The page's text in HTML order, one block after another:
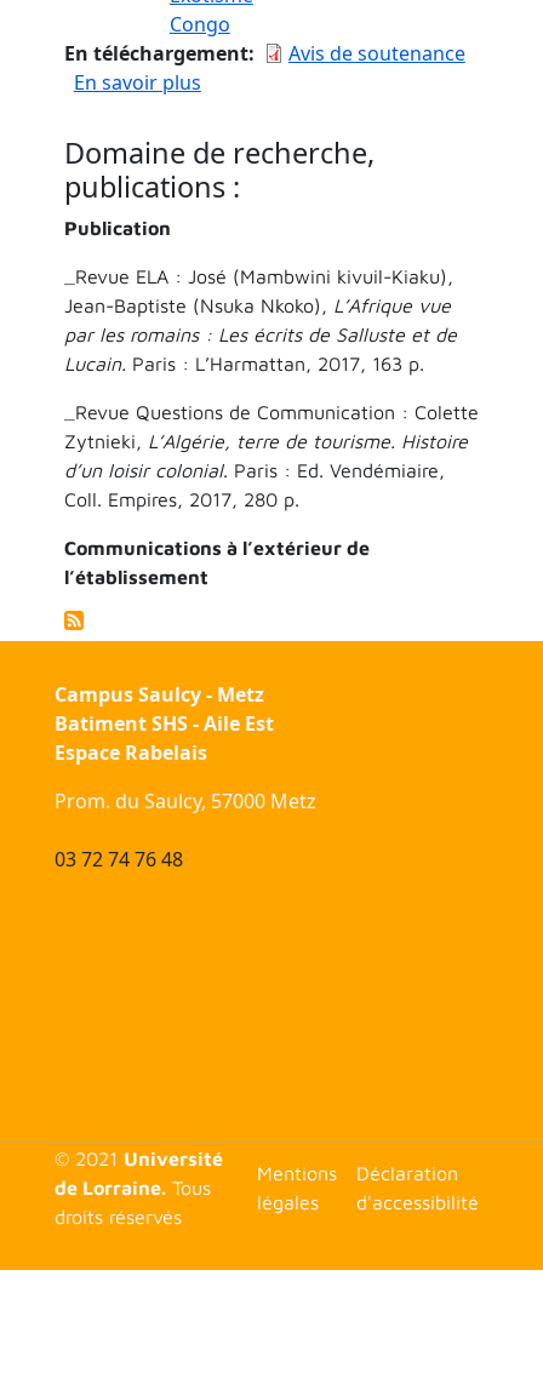
Congo
En téléchargement
Avis de soutenance
En savoir plussur Littérature et tourisme à propos
Domaine de recherche,
publications :
Publication
_Revue ELA : José (Mambwini kivuil-Kiaku),
Jean-Baptiste (Nsuka Nkoko), L’Afrique vue
par les romains : Les écrits de Salluste et de
Lucain. Paris : L’Harmattan, 2017, 163 p.
_Revue Questions de Communication : Colette
Zytnieki, L’Algérie, terre de tourisme. Histoire
d’un loisir colonial. Paris : Ed. Vendémiaire,
Coll. Empires, 2017, 280 p.
Communications à l’extérieur de
l’établissement
Campus Saulcy - Metz
Batiment SHS - Aile Est
Espace Rabelais
Prom. du Saulcy, 57000 Metz
03 72 74 76 48
© 2021 Université
de Lorraine.Tous
droits réservés
<none>
Mentions
légales
Déclaration
d'accessibilité